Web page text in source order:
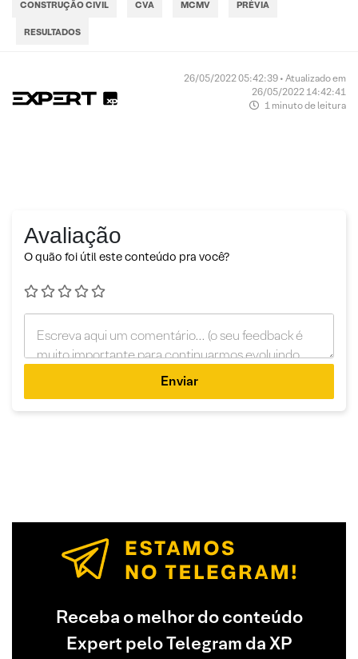
CONSTRUÇÃO CIVIL CVA MCMV PRÉVIA
RESULTADOS
26/05/2022 05:42:39 • Atualizado em
26/05/2022 14:42:41
1 minuto de leitura
Avaliação
O quão foi útil este conteúdo pra você?
Enviar
Receba o melhor do conteúdo
Expert pelo Telegram da XP